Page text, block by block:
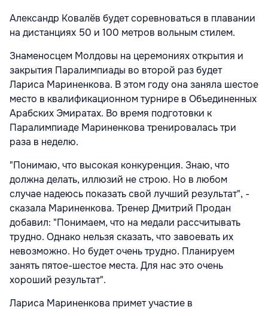
Александр Ковалёв будет соревноваться в плавании
на дистанциях 50 и 100 метров вольным стилем.
Знаменосцем Молдовы на церемониях открытия и
закрытия Паралимпиады во второй раз будет
Лариса Мариненкова. В этом году она заняла шестое
место в квалификационном турнире в Объединенных
Арабских Эмиратах. Во время подготовки к
Паралимпиаде Мариненкова тренировалась три
раза в неделю.
"Понимаю, что высокая конкуренция. Знаю, что
должна делать, иллюзий не строю. Но в любом
случае надеюсь показать свой лучший результат", -
сказала Мариненкова. Тренер Дмитрий Продан
добавил: "Понимаем, что на медали рассчитывать
трудно. Однако нельзя сказать, что завоевать их
невозможно. Но будет очень трудно. Планируем
занять пятое-шестое места. Для нас это очень
хороший результат".
Лариса Мариненкова примет участие в